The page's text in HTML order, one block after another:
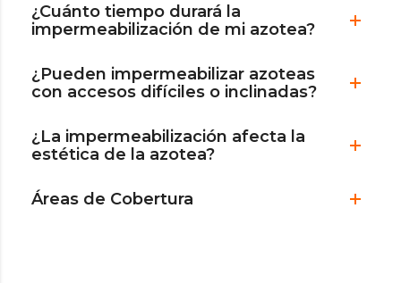
¿Cuánto tiempo durará la
impermeabilización de mi azotea?
¿Pueden impermeabilizar azoteas
con accesos difíciles o inclinadas?
¿La impermeabilización afecta la
estética de la azotea?
Áreas de Cobertura